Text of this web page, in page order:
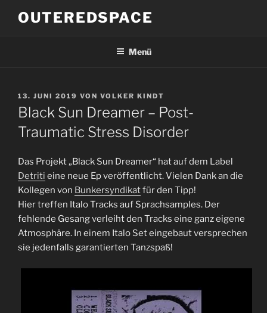
InhaltOUTEREDSPACE
Menü
VERÖFFENTLICHT
AM
13. JUNI 2019 VON VOLKER KINDT
Black Sun Dreamer – Post-
Traumatic Stress Disorder
Das Projekt „Black Sun Dreamer“ hat auf dem Label
Detriti eine neue Ep veröffentlicht. Vielen Dank an die
Kollegen von Bunkersyndikatfür den Tipp!
Hier treffen Italo Tracks auf Sprachsamples. Der
fehlende Gesang verleiht den Tracks eine ganz eigene
Atmosphäre. In einem Italo Set eingebaut versprechen
sie jedenfalls garantierten Tanzspaß!